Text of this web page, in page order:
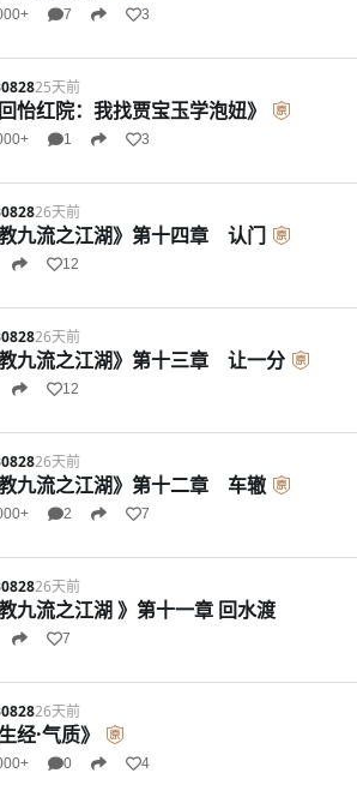
7 3
25天前
怡红院：我找贾宝玉学泡妞》
1 3
26天前
教九流之江湖》第十四章 认门
12
26天前
教九流之江湖》第十三章 让一分
12
26天前
教九流之江湖》第十二章 车辙
2 7
26天前
教九流之江湖 》第十一章 回水渡
7
26天前
经·气质》
0 4